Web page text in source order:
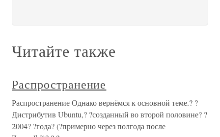
Читайте также
Распространение
Распространение Однако вернёмся к основной теме.? ?
Дистрибутив Ubuntu,? ?созданный во второй половине? ?
2004? ?года? (?примерно через полгода после